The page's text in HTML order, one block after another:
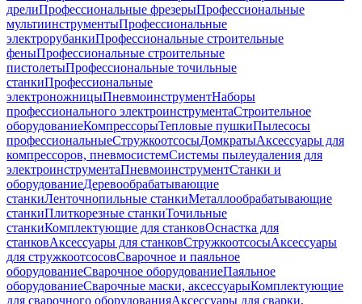
дрелиПрофессиональные фрезерыПрофессиональные
мультиинструментыПрофессиональные
электрорубанкиПрофессиональные строительные
феныПрофессиональные строительные
пистолетыПрофессиональные точильные
станкиПрофессиональные
электроножницыПневмоинструментНаборы
профессионального электроинструментаСтроительное
оборудованиеКомпрессорыТепловые пушкиПылесосы
профессиональныеСтружкоотсосыДомкратыАксессуары для
компрессоров, пневмосистемСистемы пылеудаления для
электроинструментаПневмоинструментСтанки и
оборудованиеДеревообрабатывающие
станкиЛенточнопильные станкиМеталлообрабатывающие
станкиПлиткорезные станкиТочильные
станкиКомплектующие для станковОснастка для
станковАксессуары для станковСтружкоотсосыАксессуары
для стружкоотсосовСварочное и паяльное
оборудованиеСварочное оборудованиеПаяльное
оборудованиеСварочные маски, аксессуарыКомплектующие
для сварочного оборудованияАксессуары для сварки,